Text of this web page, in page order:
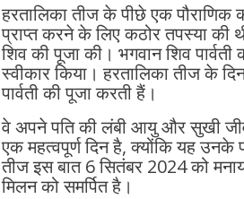
हरतालिका तीज के पीछे एक पौराणिक
प्राप्त करने के लिए कठोर तपस्या
शिव की पूजा की। भगवान शिव
स्वीकार किया। हरतालिका तीज के
पार्वती की पूजा करती हैं।
वे अपने पति की लंबी आयु और सुखी
एक महत्वपूर्ण दिन है, क्योंकि यह
तीज इस बात 6 सितंबर 2024 को
मिलन को समर्पित है।